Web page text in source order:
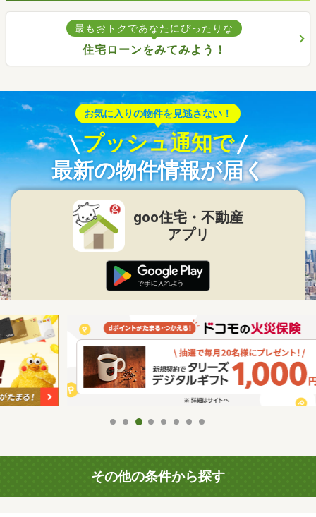
最もおトクであなたにぴったりな
住宅ローンをみてみよう！
お気に入りの物件を見逃さない！
プッシュ通知で
最新の物件情報が届く
goo住宅・不動産
アプリ
その他の条件から探す